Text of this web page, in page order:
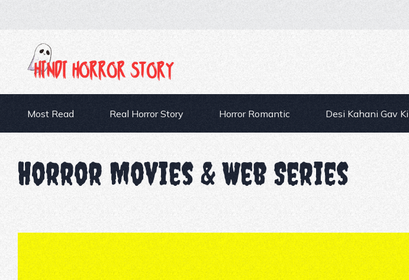
Most Read Real Horror Story Horror Romantic Desi Kahani Gav Ki
Horror Movies & Web Series